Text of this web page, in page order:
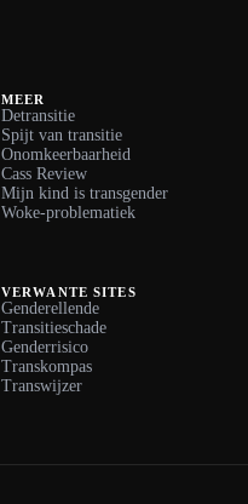
MEER
Detransitie
Spijt van transitie
Onomkeerbaarheid
Cass Review
Mijn kind is transgender
Woke-problematiek
VERWANTE SITES
Genderellende
Transitieschade
Genderrisico
Transkompas
Transwijzer